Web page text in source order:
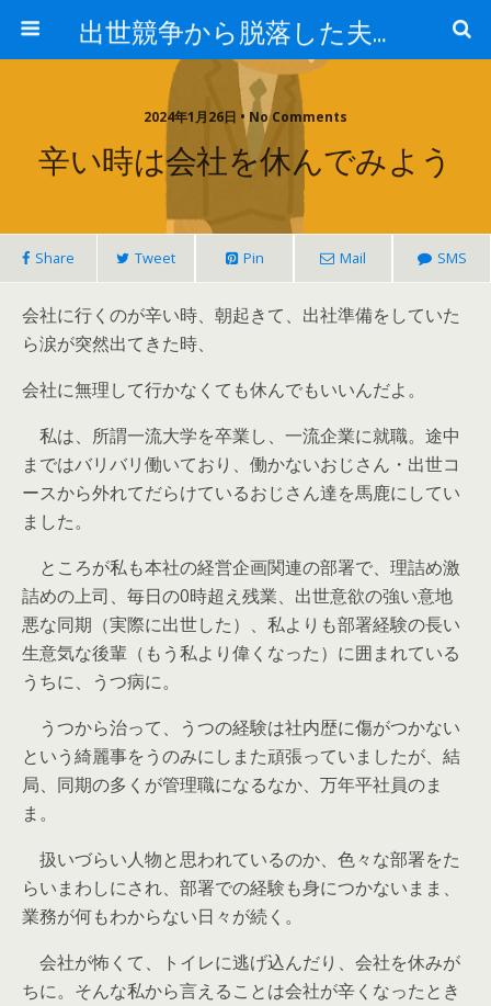
出世競争から脱落した夫と妻の日常
2024年1月26日 • No Comments
辛い時は会社を休んでみよう
Share Tweet Pin Mail SMS
会社に行くのが辛い時、朝起きて、出社準備をしていた
ら涙が突然出てきた時、
会社に無理して行かなくても休んでもいいんだよ。
私は、所謂一流大学を卒業し、一流企業に就職。途中
まではバリバリ働いており、働かないおじさん・出世コ
ースから外れてだらけているおじさん達を馬鹿にしてい
ました。
ところが私も本社の経営企画関連の部署で、理詰め激
詰めの上司、毎日の0時超え残業、出世意欲の強い意地
悪な同期（実際に出世した）、私よりも部署経験の長い
生意気な後輩（もう私より偉くなった）に囲まれている
うちに、うつ病に。
うつから治って、うつの経験は社内歴に傷がつかない
という綺麗事をうのみにしまた頑張っていましたが、結
局、同期の多くが管理職になるなか、万年平社員のま
ま。
扱いづらい人物と思われているのか、色々な部署をた
らいまわしにされ、部署での経験も身につかないまま、
業務が何もわからない日々が続く。
会社が怖くて、トイレに逃げ込んだり、会社を休みが
ちに。そんな私から言えることは会社が辛くなったとき